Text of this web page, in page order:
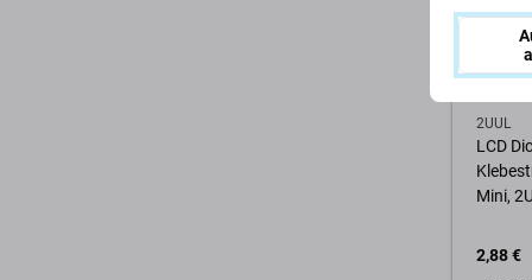
2UUL
LCD
Mini,
2,88 €